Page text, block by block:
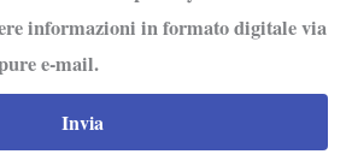
informazioni in formato digitale via
e-mail.
Invia